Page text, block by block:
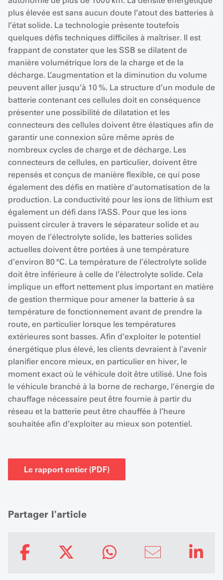
plus élevée est sans aucun doute l’atout des batteries à
l’état solide. La technologie présente toutefois
quelques défis techniques difficiles à maîtriser. Il est
frappant de constater que les SSB se dilatent de
manière volumétrique lors de la charge et de la
décharge. L’augmentation et la diminution du volume
peuvent aller jusqu’à 10 %. La structure d’un module de
batterie contenant ces cellules doit en conséquence
présenter une possibilité de dilatation et les
connecteurs des cellules doivent être élastiques afin de
garantir une connexion sûre même après de
nombreux cycles de charge et de décharge. Les
connecteurs de cellules, en particulier, doivent être
repensés et conçus de manière flexible, ce qui pose
également des défis en matière d’automatisation de la
production. La conductivité pour les ions de lithium est
également un défi dans l’ASS. Pour que les ions
puissent circuler à travers le séparateur solide et au
moyen de l’électrolyte solide, les batteries solides
actuelles doivent être portées à une température
d’environ 80 °C. La température de l’électrolyte solide
doit être inférieure à celle de l’électrolyte solide. Cela
implique un effort nettement plus important en matière
de gestion thermique pour amener la batterie à sa
température de fonctionnement avant de prendre la
route, en particulier lorsque les températures
extérieures sont basses. Afin d’exploiter le potentiel
énergétique plus élevé, les clients devraient à l’avenir
planifier encore mieux, en particulier en hiver, le
moment exact où le véhicule doit être utilisé. Une fois
le véhicule branché à la borne de recharge, l’énergie de
chauffage nécessaire peut être fournie à partir du
réseau et la batterie peut être chauffée à l’heure
souhaitée afin d’exploiter au mieux son potentiel.
Le rapport entier (PDF)
Partager l'article